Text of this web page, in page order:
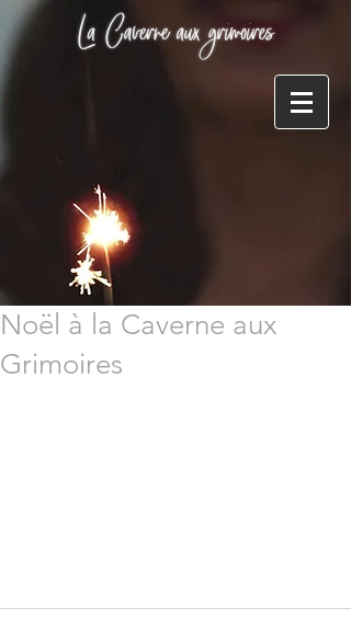
Noël à la Caverne aux
Grimoires